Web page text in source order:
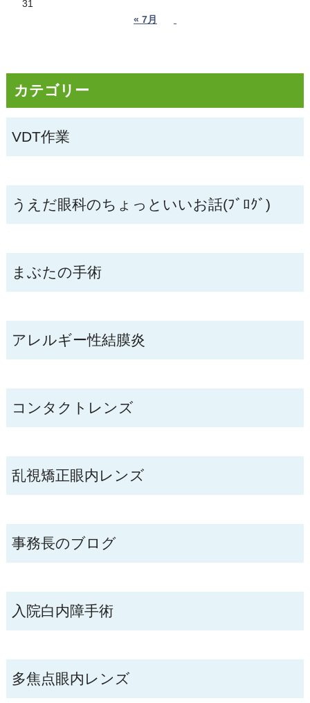
31
« 7月
カテゴリー
VDT作業
うえだ眼科のちょっといいお話(ﾌﾞﾛｸﾞ)
まぶたの手術
アレルギー性結膜炎
コンタクトレンズ
乱視矯正眼内レンズ
事務長のブログ
入院白内障手術
多焦点眼内レンズ